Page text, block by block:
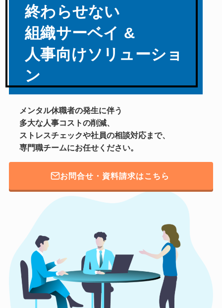
終わらせない
組織サーベイ &
人事向けソリューショ
ン
メンタル休職者の発生に伴う
多大な人事コストの削減、
ストレスチェックや社員の相談対応まで、
専門職チームにお任せください。
お問合せ・資料請求はこちら